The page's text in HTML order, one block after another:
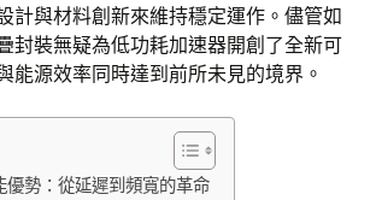
計與材料創新來維持穩定運作。儘管如
封裝無疑為低功耗加速器開創了全新可
能源效率同時達到前所未見的境界。
優勢：從延遲到頻寬的革命